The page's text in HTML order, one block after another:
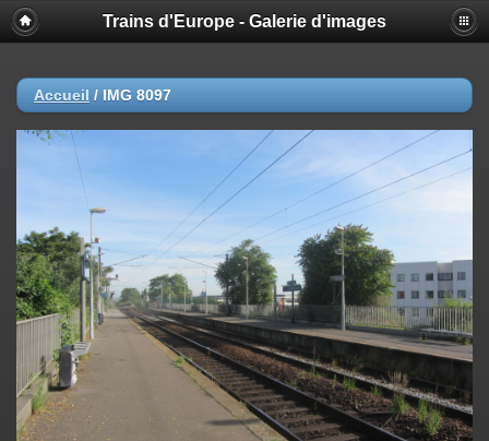
Trains d'Europe - Galerie d'images
Accueil / IMG 8097